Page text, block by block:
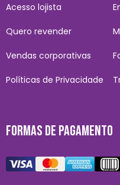
Acesso lojista
Quero revender
Vendas corporativas
Políticas de Privacidade
FORMAS DE PAGAMENTO